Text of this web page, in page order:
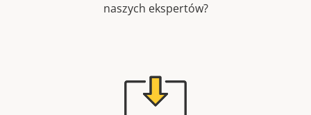
naszych ekspertów?